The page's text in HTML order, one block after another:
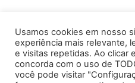
Webmail
Intranet
Administração
Usamos cookies em nosso
experiência mais relevante,
e visitas repetidas. Ao clicar
concorda com o uso de
você pode visitar